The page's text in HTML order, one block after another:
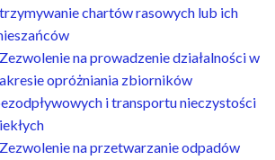
chartów rasowych lub ich
Zezwolenie na prowadzenie działalności w
opróżniania zbiorników
i transportu nieczystości
Zezwolenie na przetwarzanie odpadów